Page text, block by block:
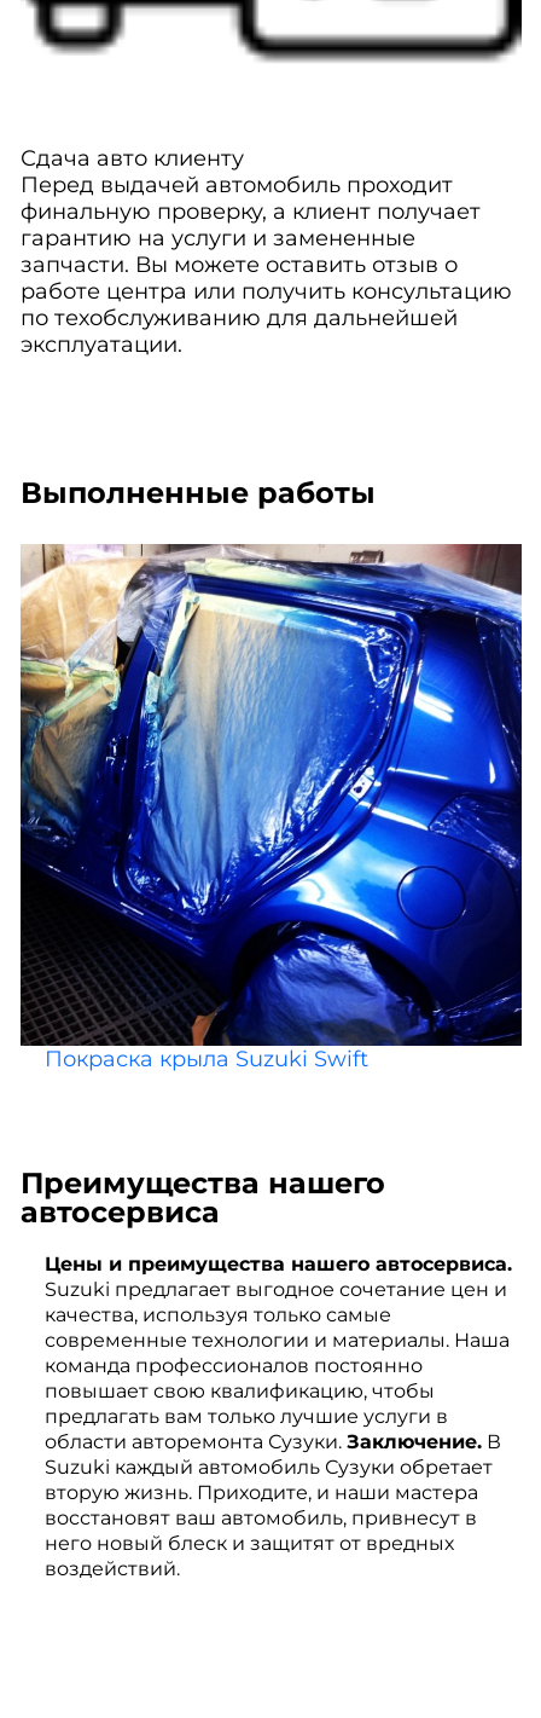
Сдача авто клиенту
Перед выдачей автомобиль проходит
финальную проверку, а клиент получает
гарантию на услуги и замененные
запчасти. Вы можете оставить отзыв о
работе центра или получить консультацию
по техобслуживанию для дальнейшей
эксплуатации.
Выполненные работы
Покраска крыла Suzuki Swift
Преимущества нашего
автосервиса
Цены и преимущества нашего автосервиса.
Suzuki предлагает выгодное сочетание цен и
качества, используя только самые
современные технологии и материалы. Наша
команда профессионалов постоянно
повышает свою квалификацию, чтобы
предлагать вам только лучшие услуги в
области авторемонта Сузуки. Заключение.В
Suzuki каждый автомобиль Сузуки обретает
вторую жизнь. Приходите, и наши мастера
восстановят ваш автомобиль, привнесут в
него новый блеск и защитят от вредных
воздействий.